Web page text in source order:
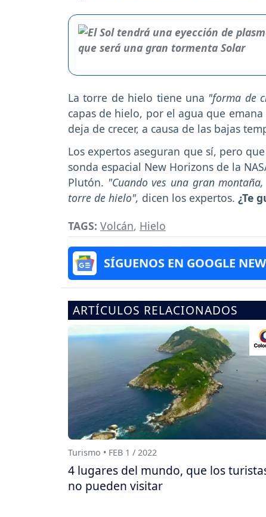
La torre de hielo tiene una "forma de
capas de hielo, por el agua que
deja de crecer, a causa de las bajas
Los expertos aseguran que sí, pero
sonda espacial New Horizons de la
Plutón. "Cuando ves una gran
torre de hielo", dicen los expertos. ¿Te
TAGS: Volcán, Hielo
SÍGUENOS EN GOOGLE
ARTÍCULOS RELACIONADOS
Turismo • FEB 1 / 2022
4 lugares del mundo, que los
no pueden visitar